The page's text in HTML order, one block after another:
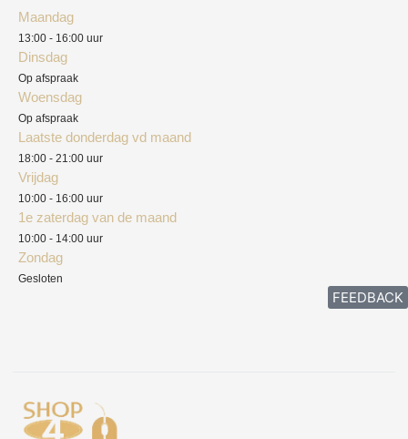
Maandag
13:00 - 16:00 uur
Dinsdag
Op afspraak
Woensdag
Op afspraak
Laatste donderdag vd maand
18:00 - 21:00 uur
Vrijdag
10:00 - 16:00 uur
1e zaterdag van de maand
10:00 - 14:00 uur
Zondag
Gesloten
FEEDBACK